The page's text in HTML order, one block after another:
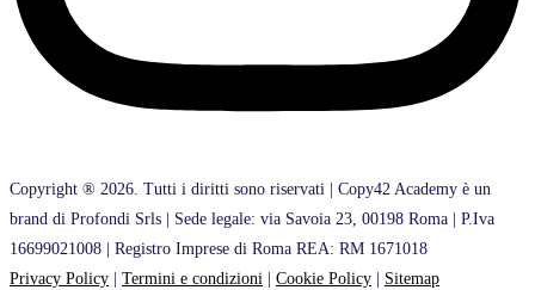
Copyright ® 2026. Tutti i diritti sono riservati | Copy42 Academy è un
brand di Profondi Srls | Sede legale: via Savoia 23, 00198 Roma | P.Iva
16699021008 | Registro Imprese di Roma REA: RM 1671018
Privacy Policy
Termini e condizioni Cookie Policy Sitemap